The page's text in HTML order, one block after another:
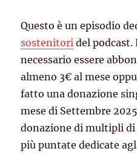
Questo è un episodio
sostenitori del podcast.
necessario essere
almeno 3€ al mese
fatto una donazione
mese di Settembre
donazione di multipli di
più puntate dedicate